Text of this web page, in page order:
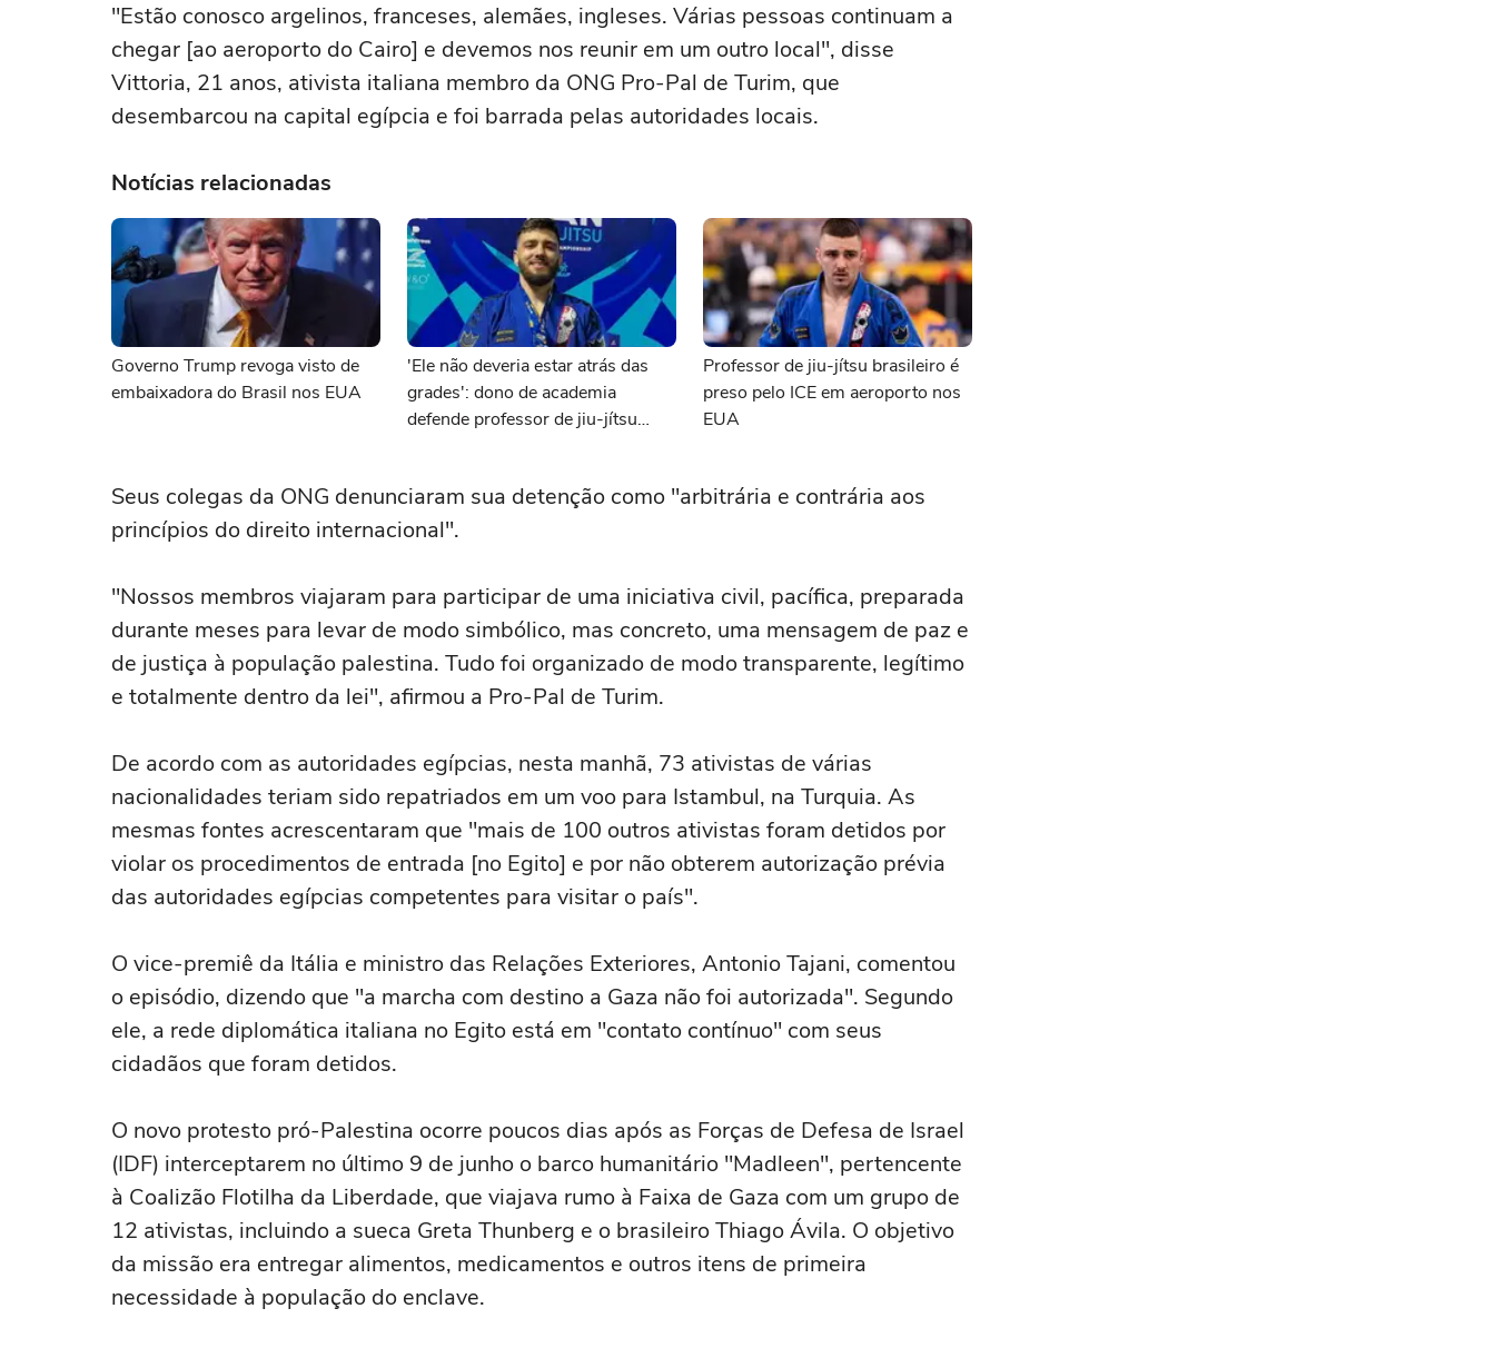
"Estão conosco argelinos, franceses, alemães, ingleses. Várias pessoas continuam a
chegar [ao aeroporto do Cairo] e devemos nos reunir em um outro local", disse
Vittoria, 21 anos, ativista italiana membro da ONG Pro-Pal de Turim, que
desembarcou na capital egípcia e foi barrada pelas autoridades locais.
Notícias relacionadas
Governo Trump revoga visto de
embaixadora do Brasil nos EUA
'Ele não deveria estar atrás das
grades': dono de academia
defende professor de jiu-jítsu
Professor de jiu-jítsu brasileiro é
preso pelo ICE em aeroporto nos
EUA
Seus colegas da ONG denunciaram sua detenção como "arbitrária e contrária aos
princípios do direito internacional".
"Nossos membros viajaram para participar de uma iniciativa civil, pacífica, preparada
durante meses para levar de modo simbólico, mas concreto, uma mensagem de paz e
de justiça à população palestina. Tudo foi organizado de modo transparente, legítimo
e totalmente dentro da lei", afirmou a Pro-Pal de Turim.
De acordo com as autoridades egípcias, nesta manhã, 73 ativistas de várias
nacionalidades teriam sido repatriados em um voo para Istambul, na Turquia. As
mesmas fontes acrescentaram que "mais de 100 outros ativistas foram detidos por
violar os procedimentos de entrada [no Egito] e por não obterem autorização prévia
das autoridades egípcias competentes para visitar o país".
O vice-premiê da Itália e ministro das Relações Exteriores, Antonio Tajani, comentou
o episódio, dizendo que "a marcha com destino a Gaza não foi autorizada". Segundo
ele, a rede diplomática italiana no Egito está em "contato contínuo" com seus
cidadãos que foram detidos.
O novo protesto pró-Palestina ocorre poucos dias após as Forças de Defesa de Israel
(IDF) interceptarem no último 9 de junho o barco humanitário "Madleen", pertencente
à Coalizão Flotilha da Liberdade, que viajava rumo à Faixa de Gaza com um grupo de
12 ativistas, incluindo a sueca Greta Thunberg e o brasileiro Thiago Ávila. O objetivo
da missão era entregar alimentos, medicamentos e outros itens de primeira
necessidade à população do enclave.